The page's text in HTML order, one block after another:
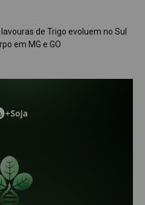
de Trigo evoluem no Sul
em MG e GO